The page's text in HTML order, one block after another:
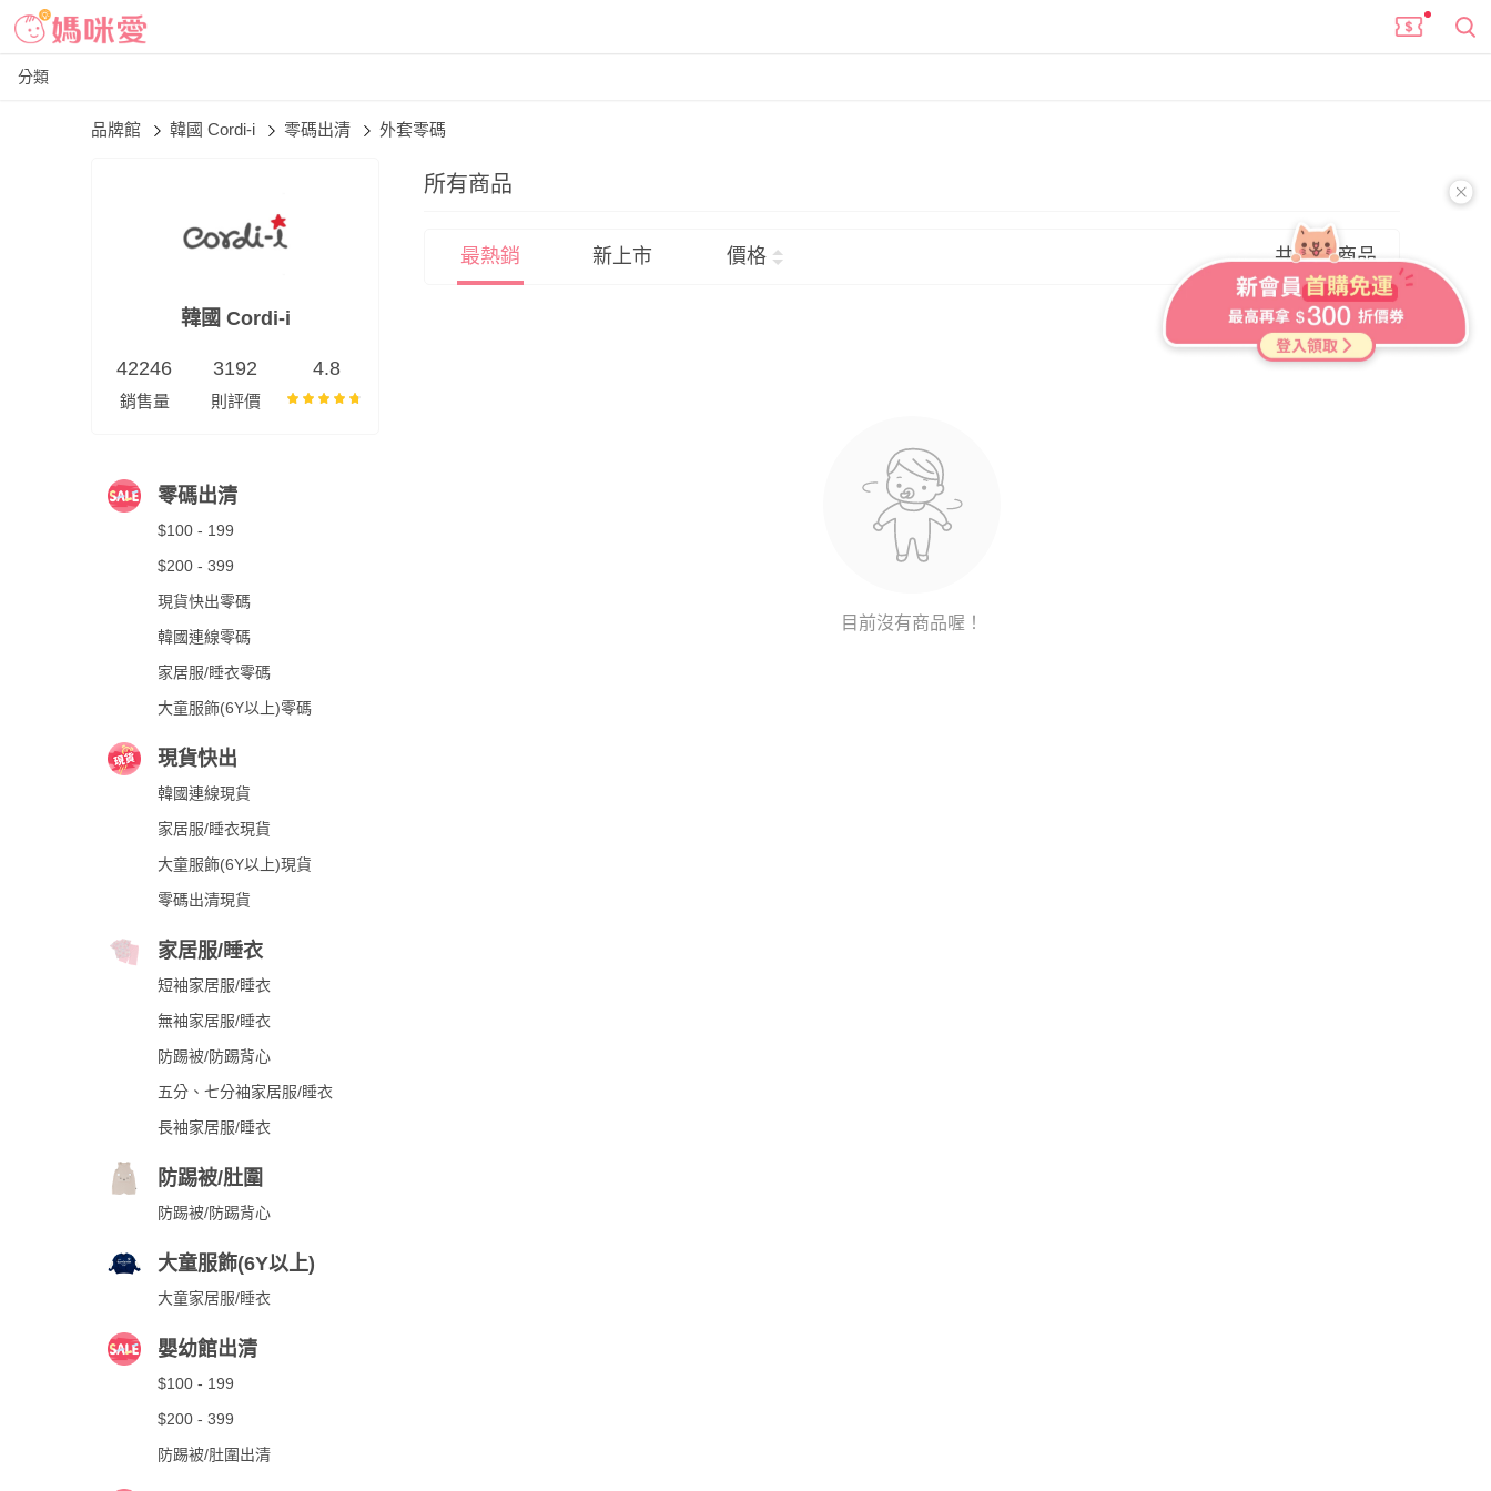
分類
品牌館 韓國 Cordi-i 零碼出清 外套零碼
韓國 Cordi-i
42246
銷售量
3192
則評價
4.8
零碼出清
$100 - 199
$200 - 399
現貨快出零碼
韓國連線零碼
家居服/睡衣零碼
大童服飾(6Y以上)零碼
現貨快出
韓國連線現貨
家居服/睡衣現貨
大童服飾(6Y以上)現貨
零碼出清現貨
家居服/睡衣
短袖家居服/睡衣
無袖家居服/睡衣
防踢被/防踢背心
五分、七分袖家居服/睡衣
長袖家居服/睡衣
防踢被/肚圍
防踢被/防踢背心
大童服飾(6Y以上)
大童家居服/睡衣
嬰幼館出清
$100 - 199
$200 - 399
防踢被/肚圍出清
所有商品
最熱銷 新上市 價格 共 0 件商品
目前沒有商品喔！